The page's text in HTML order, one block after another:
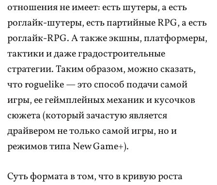
отношения не имеет: есть шутеры, а есть
роглайк-шутеры, есть партийные RPG, а есть
роглайк-RPG. А также экшны, платформеры,
тактики и даже градостроительные
стратегии. Таким образом, можно сказать,
что roguelike — это способ подачи самой
игры, ее геймплейных механик и кусочков
сюжета (который зачастую является
драйвером не только самой игры, но и
режимов типа New Game+).
Суть формата в том, что в кривую роста